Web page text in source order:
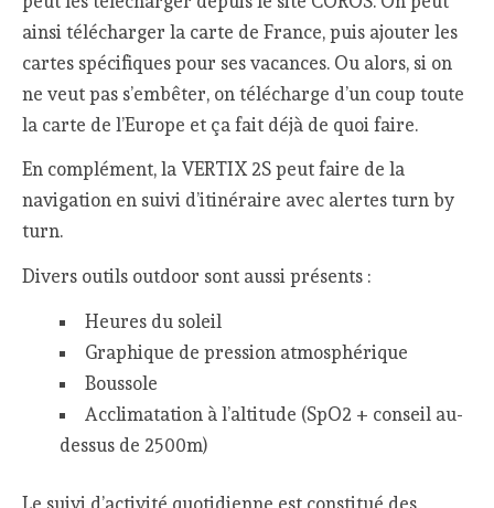
ainsi télécharger la carte de France, puis ajouter les
cartes spécifiques pour ses vacances. Ou alors, si on
ne veut pas s’embêter, on télécharge d’un coup toute
la carte de l’Europe et ça fait déjà de quoi faire.
En complément, la VERTIX 2S peut faire de la
navigation en suivi d’itinéraire avec alertes turn by
turn.
Divers outils outdoor sont aussi présents :
Heures du soleil
Graphique de pression atmosphérique
Boussole
Acclimatation à l’altitude (SpO2 + conseil au-
dessus de 2500m)
Le suivi d’activité quotidienne est constitué des